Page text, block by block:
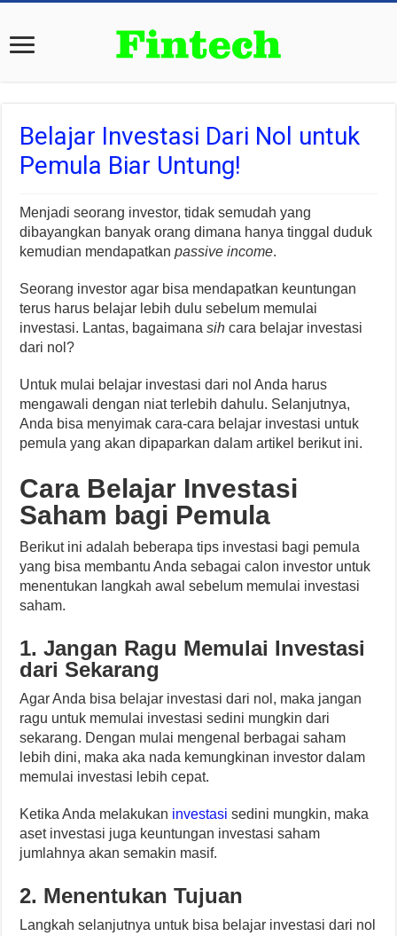
Belajar Investasi Dari Nol untuk
Pemula Biar Untung!
Menjadi seorang investor, tidak semudah yang
dibayangkan banyak orang dimana hanya tinggal duduk
kemudian mendapatkanpassive income.
Seorang investor agar bisa mendapatkan keuntungan
terus harus belajar lebih dulu sebelum memulai
investasi. Lantas, bagaimanasihcara belajar investasi
dari nol?
Untuk mulai belajar investasi dari nol Anda harus
mengawali dengan niat terlebih dahulu. Selanjutnya,
Anda bisa menyimak cara-cara belajar investasi untuk
pemula yang akan dipaparkan dalam artikel berikut ini.
Cara Belajar Investasi
Saham bagi Pemula
Berikut ini adalah beberapa tips investasi bagi pemula
yang bisa membantu Anda sebagai calon investor untuk
menentukan langkah awal sebelum memulai investasi
saham.
1. Jangan Ragu Memulai Investasi
dari Sekarang
Agar Anda bisa belajar investasi dari nol, maka jangan
ragu untuk memulai investasi sedini mungkin dari
sekarang. Dengan mulai mengenal berbagai saham
lebih dini, maka aka nada kemungkinan investor dalam
memulai investasi lebih cepat.
Ketika Anda melakukan investasi sedini mungkin, maka
aset investasi juga keuntungan investasi saham
jumlahnya akan semakin masif.
2. Menentukan Tujuan
Langkah selanjutnya untuk bisa belajar investasi dari nol